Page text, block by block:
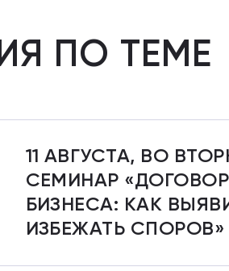
ПО ТЕМЕ
11 АВГУСТА, ВО
СЕМИНАР
БИЗНЕСА: КАК
ИЗБЕЖАТЬ СПОРОВ»